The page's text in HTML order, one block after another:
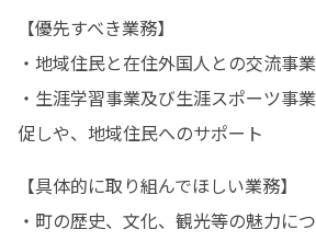
【優先すべき業務】
・地域住民と在住外国人との交流事
・生涯学習事業及び生涯スポーツ事
促しや、地域住民へのサポート
【具体的に取り組んでほしい業務】
・町の歴史、文化、観光等の魅力に